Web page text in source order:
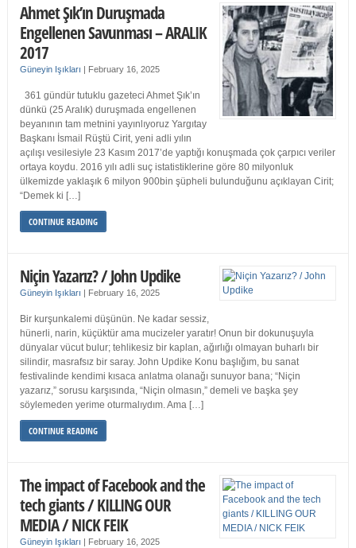
Ahmet Şık’ın Duruşmada
Engellenen Savunması – ARALIK
2017
Güneyin Işıkları | February 16, 2025
361 gündür tutuklu gazeteci Ahmet Şık’ın
dünkü (25 Aralık) duruşmada engellenen
beyanının tam metnini yayınlıyoruz Yargıtay
Başkanı İsmail Rüştü Cirit, yeni adli yılın
açılışı vesilesiyle 23 Kasım 2017’de yaptığı konuşmada çok çarpıcı veriler
ortaya koydu. 2016 yılı adli suç istatistiklerine göre 80 milyonluk
ülkemizde yaklaşık 6 milyon 900bin şüpheli bulunduğunu açıklayan Cirit;
“Demek ki […]
CONTINUE READING
Niçin Yazarız? / John Updike
Güneyin Işıkları | February 16, 2025
Bir kurşunkalemi düşünün. Ne kadar sessiz,
hünerli, narin, küçüktür ama mucizeler yaratır! Onun bir dokunuşuyla
dünyalar vücut bulur; tehlikesiz bir kaplan, ağırlığı olmayan buharlı bir
silindir, masrafsız bir saray. John Updike Konu başlığım, bu sanat
festivalinde kendimi kısaca anlatma olanağı sunuyor bana; “Niçin
yazarız,” sorusu karşısında, “Niçin olmasın,” demeli ve başka şey
söylemeden yerime oturmalıydım. Ama […]
CONTINUE READING
The impact of Facebook and the
tech giants / KILLING OUR
MEDIA / NICK FEIK
Güneyin Işıkları | February 16, 2025